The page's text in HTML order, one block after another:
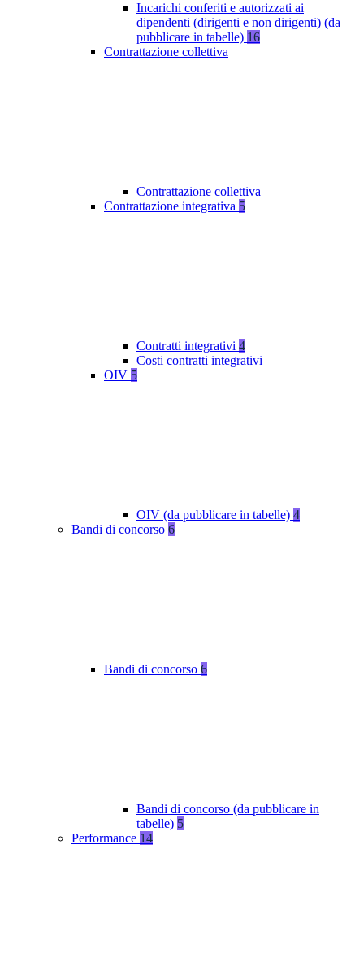
Incarichi conferiti e autorizzati ai
dipendenti (dirigenti e non dirigenti) (da
pubblicare in tabelle) 16
Contrattazione collettiva
Contrattazione collettiva
Contrattazione integrativa 5
Contratti integrativi 4
Costi contratti integrativi
OIV 5
OIV (da pubblicare in tabelle) 4
Bandi di concorso 6
Bandi di concorso 6
Bandi di concorso (da pubblicare in
tabelle) 5
Performance 14